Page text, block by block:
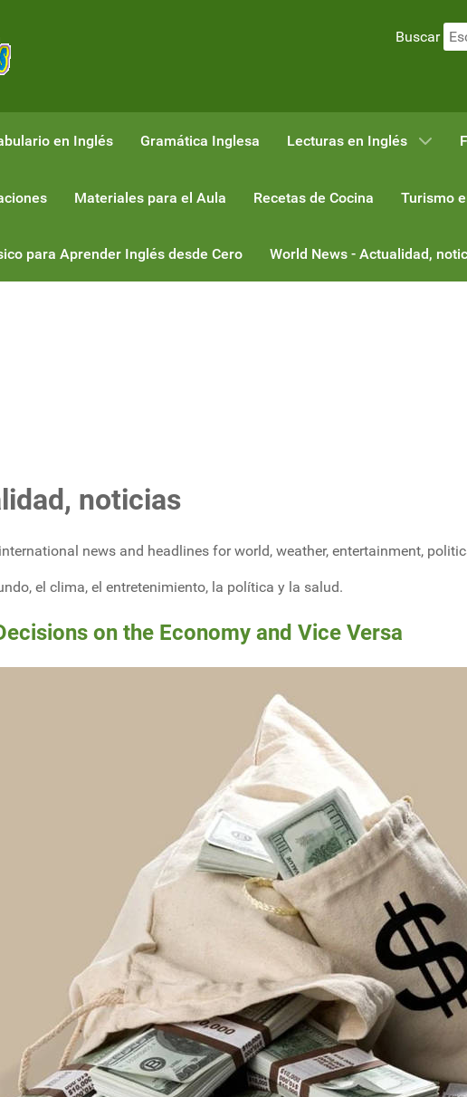
Buscar
en Inglés Gramática Inglesa Lecturas en Inglés
Materiales para el Aula Recetas de Cocina Turismo
para Aprender Inglés desde Cero World News - Actualidad,
noticias
news and headlines for world, weather, entertainment,
el clima, el entretenimiento, la política y la salud.
on the Economy and Vice Versa